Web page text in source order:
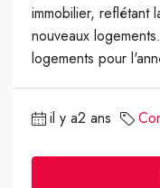
immobilier, reflétant
nouveaux
logements pour
il y a2 ans